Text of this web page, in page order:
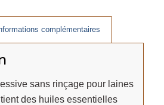
complémentaires
sans rinçage pour laines
des huiles essentielles